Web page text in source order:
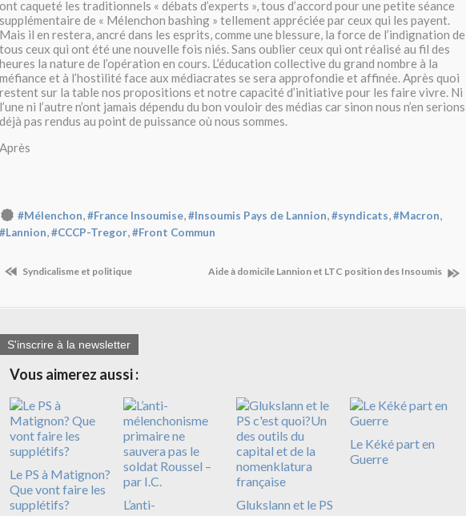
ont caqueté les traditionnels « débats d’experts », tous d’accord pour une petite séance
supplémentaire de « Mélenchon bashing » tellement appréciée par ceux qui les payent.
Mais il en restera, ancré dans les esprits, comme une blessure, la force de l’indignation de
tous ceux qui ont été une nouvelle fois niés. Sans oublier ceux qui ont réalisé au fil des
heures la nature de l’opération en cours. L’éducation collective du grand nombre à la
méfiance et à l’hostilité face aux médiacrates se sera approfondie et affinée. Après quoi
restent sur la table nos propositions et notre capacité d’initiative pour les faire vivre. Ni
l’une ni l’autre n’ont jamais dépendu du bon vouloir des médias car sinon nous n’en serions
déjà pas rendus au point de puissance où nous sommes.
Après
#Mélenchon,#France Insoumise,#Insoumis Pays de Lannion,#syndicats,#Macron,
#Lannion,#CCCP-Tregor,#Front Commun
Syndicalisme et politique Aide à domicile Lannion et LTC position des Insoumis
S'inscrire à la newsletter
Vous aimerez aussi :
Le PS à Matignon?
Que vont faire les
supplétifs?
L’anti-
Glukslann et le PS
Le Kéké part en
Guerre